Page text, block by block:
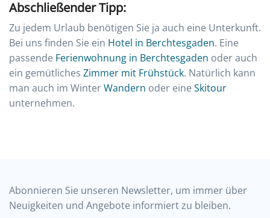
Abschließender Tipp:
Zu jedem Urlaub benötigen Sie ja auch eine Unterkunft.
Bei uns finden Sie ein Hotel in Berchtesgaden. Eine
passende Ferienwohnung in Berchtesgaden oder auch
ein gemütliches Zimmer mit Frühstück. Natürlich kann
man auch im WinterWandern oder eine Skitour
unternehmen.
Abonnieren Sie unseren Newsletter, um immer über
Neuigkeiten und Angebote informiert zu bleiben.